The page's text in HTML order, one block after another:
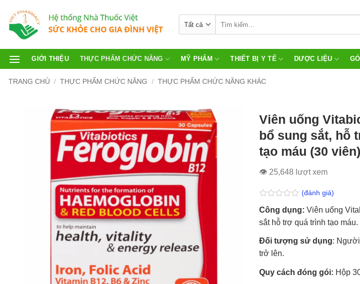
GIỚI THIỆU THỰC PHẨM CHỨC NĂNG MỸ PHẨM THIẾT BỊ Y TẾ DƯỢC LIỆU
TRANG CHỦ / THỰC PHẨM CHỨC NĂNG / THỰC PHẨM CHỨC NĂNG KHÁC
Viên uống
bổ sung sắt, hỗ
tạo máu (30 viên)
👁 25,648 lượt xem
Được
xếp
hạng
5
sao
(đánh giá)
Công dụng: Viên uống
sắt hỗ trợ quá trình tạo máu.
Đối tượng sử dụng:
trở lên.
Quy cách đóng gói: Hộp